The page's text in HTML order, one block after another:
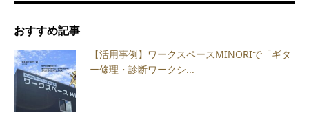
おすすめ記事
【活用事例】ワークスペースMINORIで「ギタ
ー修理・診断ワークシ...